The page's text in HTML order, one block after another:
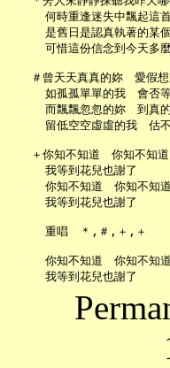
何時重逢迷失中飄起這
是舊日是認真執著的某
可惜這份信念到今天多
＃曾天天真真的妳　愛假
如孤孤單單的我　會否
而飄飄忽忽的妳　到真
留低空空虛虛的我　估
   ＋你知不知道　你知不知道
     我等到花兒也謝了
     你知不知道　你知不知道
     我等到花兒也謝了
     重唱　＊,＃,＋,＋
     你知不知道　你知不知道